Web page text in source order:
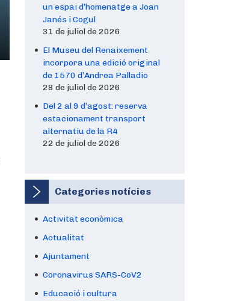
un espai d’homenatge a Joan
Janés i Cogul
31 de juliol de 2026
El Museu del Renaixement
incorpora una edició original
de 1570 d’Andrea Palladio
28 de juliol de 2026
Del 2 al 9 d’agost: reserva
estacionament transport
alternatiu de la R4
22 de juliol de 2026
Categories notícies
Activitat econòmica
Actualitat
Ajuntament
Coronavirus SARS-CoV2
Educació i cultura